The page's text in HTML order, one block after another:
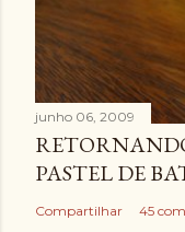
junho 06, 2009
PASTEL DE
Compartilhar 45